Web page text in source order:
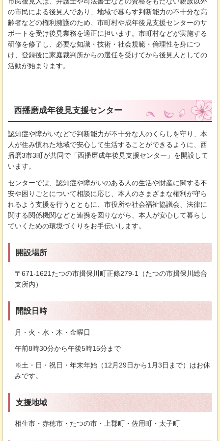
の市民による後見人であり、地域で暮らす判断能力の不十分な高
齢者などの権利擁護のため、市町村や成年後見支援センターのサ
ポートを受け後見業務を適正に担います。市町村などが実施する
研修を修了し、必要な知識・技術・社会規範・倫理性を身につ
け、登録後に家庭裁判所からの選任を受けてから後見人としての
活動が始まります。
西播磨成年後見支援センター
認知症や障がいなどで判断能力が不十分な人のくらしを守り、本
人が住み慣れた地域で安心して生活することができるように、西
播磨3市3町が共同で「西播磨成年後見支援センター」を開設して
います。
センターでは、認知症や障がいのある人の生活や財産に関する不
安や困りごとについて相談に応じ、本人のさまざまな権利が守ら
れるよう支援を行うとともに、市役所や社会福祉協議会、法律に
関する関係機関などと連携を図りながら、本人が安心して暮らし
ていくための環境づくりをお手伝いします。
開設場所
〒671-1621たつの市揖保川町正條279-1（たつの市揖保川総合
支所内）
開設日時
月・火・水・木・金曜日
午前8時30分から午後5時15分まで
※土・日・祝日・年末年始（12月29日から1月3日まで）はお休
みです。
支援地域
相生市・赤穂市・たつの市・上郡町・佐用町・太子町